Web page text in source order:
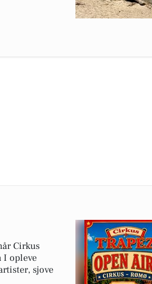
Cirkus
I opleve
sjove